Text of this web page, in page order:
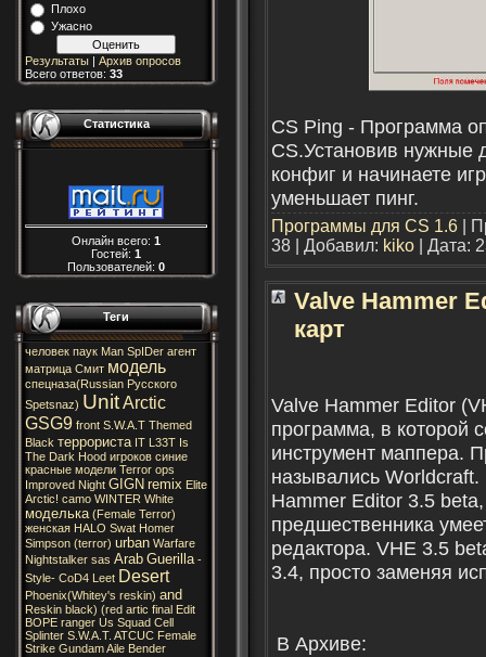
Плохо
Ужасно
Результаты | Архив опросов
Всего ответов: 33
Статистика
Онлайн всего: 1
Гостей: 1
Пользователей: 0
Теги
человек паук Man SpIDer агент
матрица Смит модель
спецназа(Russian Русского
Spetsnaz) UnitArctic
GSG9 front S.W.A.T Themed
Black террориста IT L33T Is
The Dark Hood игроков синие
красные модели Terror ops
Improved Night GIGN remix Elite
Arctic! camo WINTER White
моделька (Female Terror)
женская HALO Swat Homer
Simpson (terror) urban Warfare
Nightstalker sas Arab Guerilla -
Style- CoD4 Leet Desert
Phoenix(Whitey's reskin) and
Reskin black) (red artic final Edit
BOPE ranger Us Squad Cell
Splinter S.W.A.T. ATCUC Female
Strike GundamAile Bender
CS Ping - Программа
CS.Установив нужные
конфиг и начинаете
уменьшает пинг.
Программы для CS 1.6 |
38 | Добавил: kiko | Дата:
Valve Hammer
карт
Valve Hammer Editor
программа, в которой
инструмент маппера.
назывались
Hammer Editor 3.5
предшественника
редактора. VHE 3.5
3.4, просто заменяя
В Архиве: